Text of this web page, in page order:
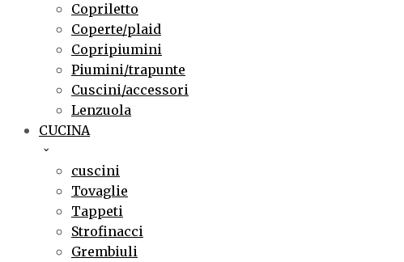
Copriletto
Coperte/plaid
Copripiumini
Piumini/trapunte
Cuscini/accessori
Lenzuola
CUCINA
cuscini
Tovaglie
Tappeti
Strofinacci
Grembiuli